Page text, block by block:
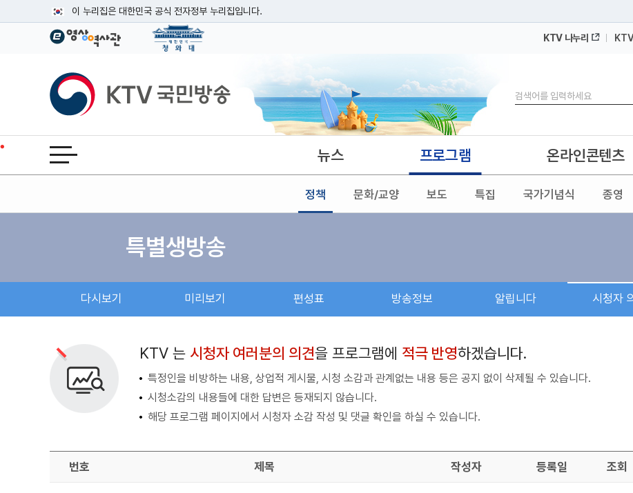
이 누리집은 대한민국 공식 전자정부 누리집입니다.
공식 누리집 주소 확인하기
이밖에 or.kr 또는 .kr등 다른 도메인 주소를 사용하고 있다면 아래 URL에서 도메인 주소를 확인해 보세요
운영중인 공식 누리집보기
KTV 나누리
KTV국민방송
검색
전체메뉴 열기 뉴스 프로그램
정책 문화/교양 보도 특집 국가기념식 종영
온라인콘텐츠
특별생방송
다시보기 미리보기 편성표 방송정보 알립니다 시청자
KTV 는 시청자 여러분의 의견을 프로그램에 적극 반영하겠습니다.
특정인을 비방하는 내용, 상업적 게시물, 시청 소감과 관계없는 내용 등은 공지 없이 삭제될 수 있습니다.
시청소감의 내용들에 대한 답변은 등재되지 않습니다.
해당 프로그램 페이지에서 시청자 소감 작성 및 댓글 확인을 하실 수 있습니다.
번호 제목 작성자 등록일 조회
검색 조건
검색어 입력
검색